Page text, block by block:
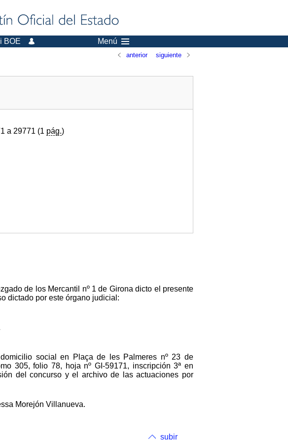
BOE Menú
anterior siguiente
a 29771 (1 pág.)
de los Mercantil nº 1 de Girona dicto el presente
dictado por este órgano judicial:
social en Plaça de les Palmeres nº 23 de
305, folio 78, hoja nº GI-59171, inscripción 3ª en
del concurso y el archivo de las actuaciones por
Morejón Villanueva.
subir